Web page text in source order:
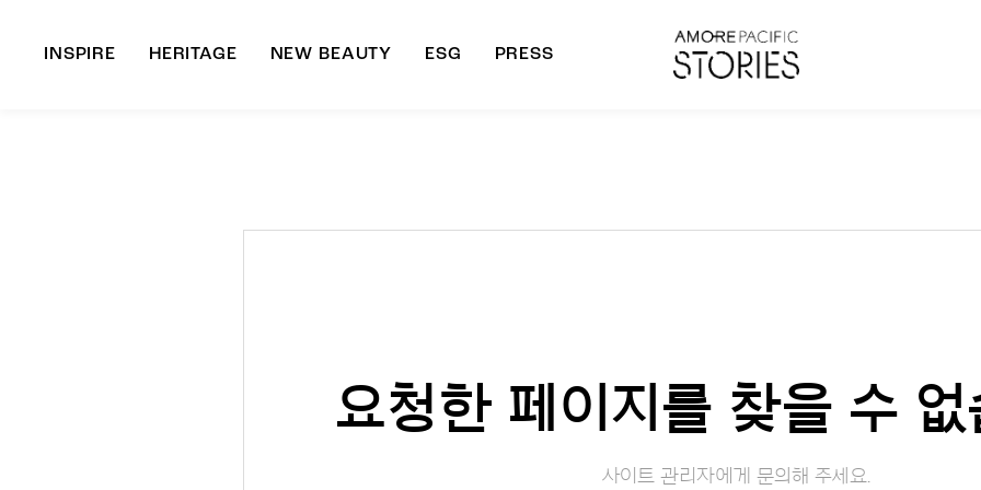
INSPIRE HERITAGE NEW BEAUTY ESG PRESS
요청한 페이지를 찾을 수 없
사이트 관리자에게 문의해 주세요.